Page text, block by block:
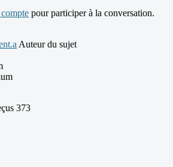
pour participer à la conversation.
Auteur du sujet
373